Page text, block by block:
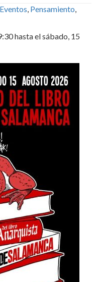
Eventos, Pensamiento,
hasta el sábado, 15